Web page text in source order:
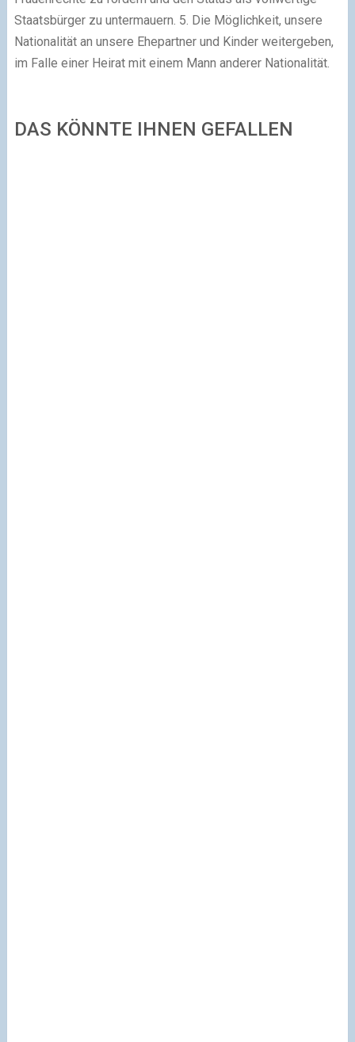
Staatsbürger zu untermauern. 5. Die Möglichkeit, unsere
Nationalität an unsere Ehepartner und Kinder weitergeben,
im Falle einer Heirat mit einem Mann anderer Nationalität.
DAS KÖNNTE IHNEN GEFALLEN